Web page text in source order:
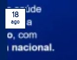
18
ago